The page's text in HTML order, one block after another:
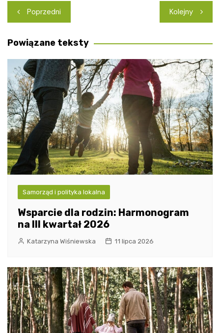
Nawigacja
wpisu
Poprzedni Kolejny
Powiązane teksty
Samorząd i polityka lokalna
Wsparcie dla rodzin: Harmonogram
na III kwartał 2026
Katarzyna Wiśniewska 11 lipca 2026